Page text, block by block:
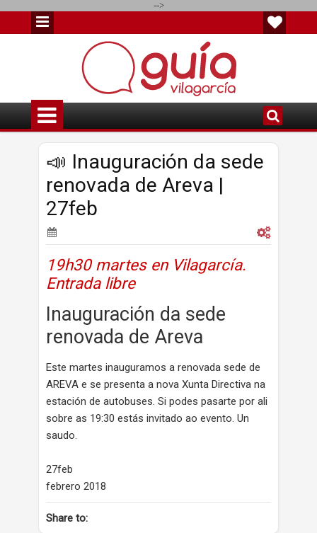
-->
📣 Inauguración da sede
renovada de Areva |
27feb
19h30 martes en Vilagarcía.
Entrada libre
Inauguración da sede
renovada de Areva
Este martes inauguramos a renovada sede de
AREVA e se presenta a nova Xunta Directiva na
estación de autobuses. Si podes pasarte por ali
sobre as 19:30 estás invitado ao evento. Un
saudo.
27feb
febrero 2018
Share to: